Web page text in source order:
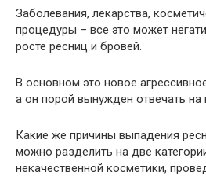
Заболевания, лекарства,
процедуры – все это может
росте ресниц и бровей.
В основном это новое
а он порой вынужден отвечать на
Какие же причины выпадения
можно разделить на две
некачественной косметики,